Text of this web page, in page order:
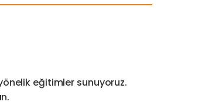
eğitimler sunuyoruz.